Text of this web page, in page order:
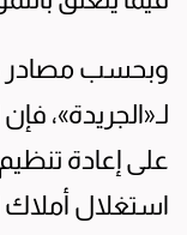
وبحسب مصادر
لـ«الجريدة»،
على إعادة
استغلال أملاك